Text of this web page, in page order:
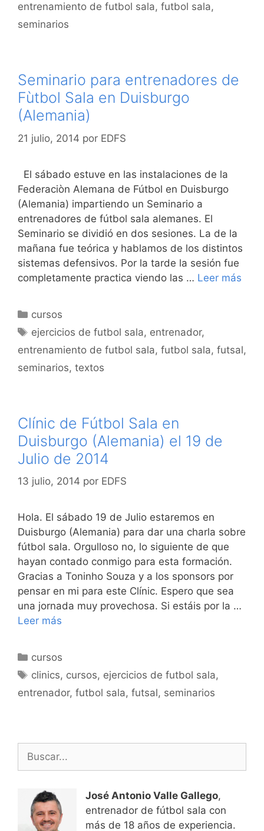
entrenamiento de futbol sala, futbol sala,
seminarios
Seminario para entrenadores de
Fùtbol Sala en Duisburgo
(Alemania)
21 julio, 2014 por EDFS
El sábado estuve en las instalaciones de la
Federaciòn Alemana de Fútbol en Duisburgo
(Alemania) impartiendo un Seminario a
entrenadores de fútbol sala alemanes. El
Seminario se dividió en dos sesiones. La de la
mañana fue teórica y hablamos de los distintos
sistemas defensivos. Por la tarde la sesión fue
completamente practica viendo las … Leer más
Categorías
cursos
Etiquetas
ejercicios de futbol sala, entrenador,
entrenamiento de futbol sala, futbol sala, futsal,
seminarios, textos
Clínic de Fútbol Sala en
Duisburgo (Alemania) el 19 de
Julio de 2014
13 julio, 2014 por EDFS
Hola. El sábado 19 de Julio estaremos en
Duisburgo (Alemania) para dar una charla sobre
fútbol sala. Orgulloso no, lo siguiente de que
hayan contado conmigo para esta formación.
Gracias a Toninho Souza y a los sponsors por
pensar en mi para este Clínic. Espero que sea
una jornada muy provechosa. Si estáis por la …
Leer más
Categorías
cursos
Etiquetas
clinics, cursos, ejercicios de futbol sala,
entrenador, futbol sala, futsal, seminarios
Buscar:
José Antonio Valle Gallego,
entrenador de fútbol sala con
más de 18 años de experiencia.